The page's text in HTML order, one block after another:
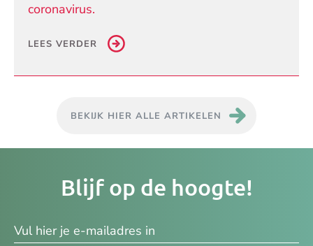
coronavirus.
LEES VERDER
BEKIJK HIER ALLE ARTIKELEN
Blijf op de hoogte!